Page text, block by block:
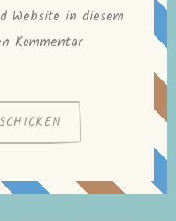
Website in diesem
Kommentar